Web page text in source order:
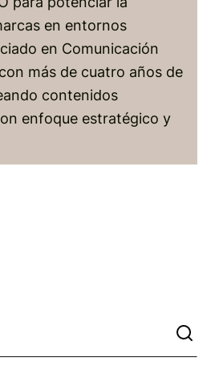
en entornos
en Comunicación
más de cuatro años de
contenidos
enfoque estratégico y